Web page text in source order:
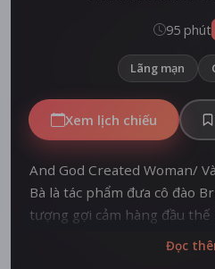
95 phút
Lãng mạn
Xem lịch chiếu
And God Created Woman/
Bà là tác phẩm đưa cô đào
tượng gợi cảm hàng đầu thế
trẻ với vẻ đẹp quyến rũ,
khao khát. Ba người đàn
Đọc